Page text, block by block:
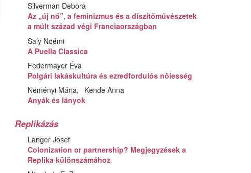
Silverman Debora
Az „új nő”, a feminizmus és a díszítőművészetek
a múlt század végi Franciaországban
Saly Noémi
A Puella Classica
Federmayer Éva
Polgári lakáskultúra és ezredfordulós nőiesség
Neményi Mária
Kende Anna
Anyák és lányok
Replikázás
Langer Josef
Colonization or partnership? Megjegyzések a
Replika különszámához